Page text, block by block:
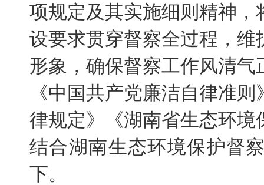
项规定及其实施细则精神
设要求贯穿督察全过程，
形象，确保督察工作风清
《中国共产党廉洁自律准
律规定》《湖南省生态环
结合湖南生态环境保护督
下。